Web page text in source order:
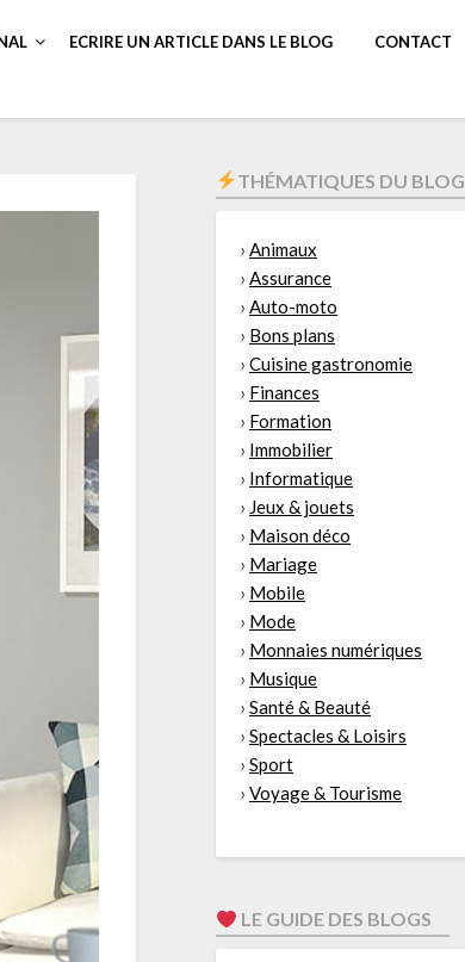
ECRIRE UN ARTICLE DANS LE BLOG CONTACT
THÉMATIQUES DU BLOG
› Animaux
› Assurance
› Auto-moto
› Bons plans
› Cuisine gastronomie
› Finances
› Formation
› Immobilier
› Informatique
› Jeux & jouets
› Maison déco
› Mariage
› Mobile
› Mode
› Monnaies numériques
› Musique
› Santé & Beauté
› Spectacles & Loisirs
› Sport
› Voyage & Tourisme
LE GUIDE DES BLOGS